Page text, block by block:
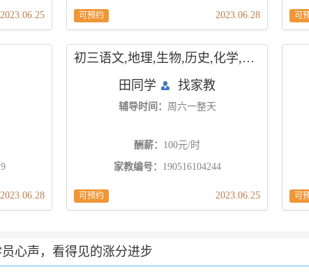
2023.06.25 可预约 2023.06.28 可
2023.06.28
初三语文,地理,生物,历史,化学,数学
田同学
找家教
辅导时间： 周六一整天
酬薪： 100元/时
家教编号： 190516104244
可预约 2023.06.25 可
心声，看得见的涨分进步